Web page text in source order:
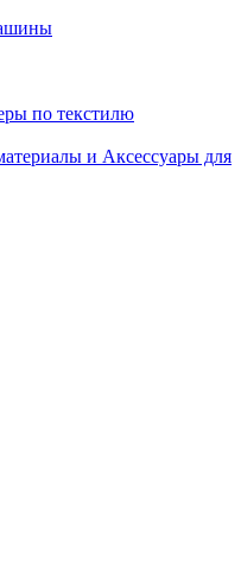
по текстилю
и Аксессуары для